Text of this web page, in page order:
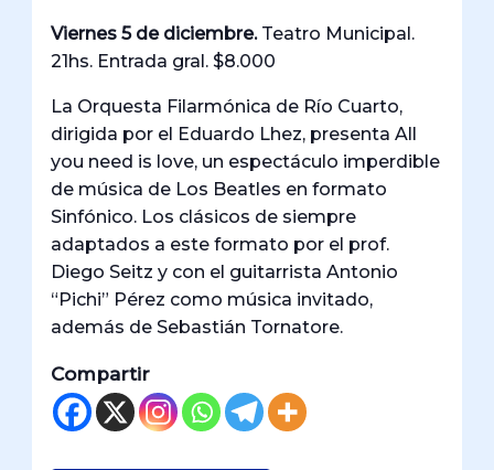
Viernes 5 de diciembre.Teatro Municipal.
21hs. Entrada gral. $8.000
La Orquesta Filarmónica de Río Cuarto,
dirigida por el Eduardo Lhez, presenta All
you need is love, un espectáculo imperdible
de música de Los Beatles en formato
Sinfónico. Los clásicos de siempre
adaptados a este formato por el prof.
Diego Seitz y con el guitarrista Antonio
“Pichi” Pérez como música invitado,
además de Sebastián Tornatore.
Compartir